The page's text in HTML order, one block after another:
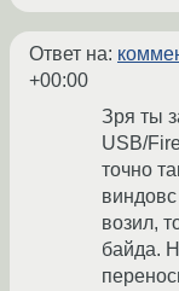
Ответ на:
+00:00
Зря ты
USB/
точно
возил,
байда.